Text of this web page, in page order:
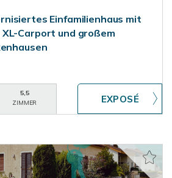
Einfamilienhaus mit
Carport und großem
5,5
ZIMMER